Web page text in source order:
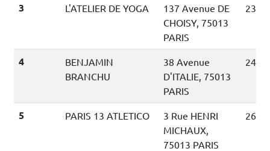
3 L'ATELIER DE YOGA
137 Avenue DE
CHOISY, 75013
PARIS
230
4
BENJAMIN
BRANCHU
38 Avenue
D'ITALIE, 75013
PARIS
240
5 PARIS 13 ATLETICO
3 Rue HENRI
MICHAUX,
75013 PARIS
260